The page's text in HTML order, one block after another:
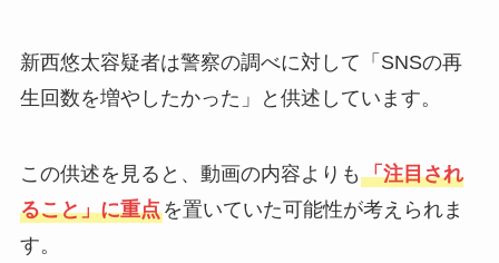
新西悠太容疑者は警察の調べに対して「SNSの再
生回数を増やしたかった」と供述しています。
この供述を見ると、動画の内容よりも 「注目され
ること」に重点を置いていた可能性が考えられま
す。